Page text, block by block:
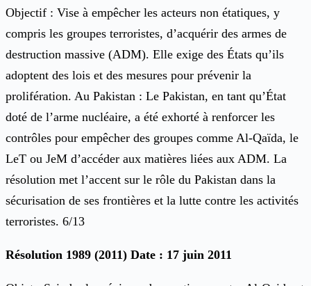
Objectif : Vise à empêcher les acteurs non étatiques, y
compris les groupes terroristes, d’acquérir des armes de
destruction massive (ADM). Elle exige des États qu’ils
adoptent des lois et des mesures pour prévenir la
prolifération. Au Pakistan : Le Pakistan, en tant qu’État
doté de l’arme nucléaire, a été exhorté à renforcer les
contrôles pour empêcher des groupes comme Al-Qaïda, le
LeT ou JeM d’accéder aux matières liées aux ADM. La
résolution met l’accent sur le rôle du Pakistan dans la
sécurisation de ses frontières et la lutte contre les activités
terroristes. 6/13
Résolution 1989 (2011) Date : 17 juin 2011